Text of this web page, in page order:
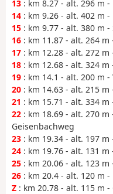
13 : km 8.27 - alt. 296 m
14 : km 9.26 - alt. 402 m
15 : km 9.77 - alt. 380 m
16 : km 11.87 - alt. 264
17 : km 12.28 - alt. 272
18 : km 12.68 - alt. 324 m
19 : km 14.1 - alt. 200 m
20 : km 14.63 - alt. 215
21 : km 15.71 - alt. 334
22 : km 18.69 - alt. 270
Geisenbachweg
23 : km 19.34 - alt. 197
24 : km 19.76 - alt. 131 m
25 : km 20.06 - alt. 123 m
26 : km 20.4 - alt. 120 m
Z : km 20.78 - alt. 115 m